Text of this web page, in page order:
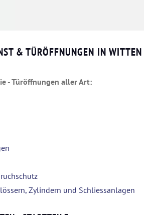
& TÜRÖFFNUNGEN IN WITTEN
- Türöffnungen aller Art:
Zylindern und Schliessanlagen